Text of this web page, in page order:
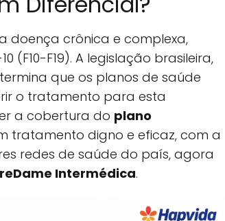
doença crônica e complexa,
(F10-F19). A legislação brasileira,
que os planos de saúde
o tratamento para esta
a cobertura do plano
tratamento digno e eficaz, com a
redes de saúde do país, agora
Intermédica.